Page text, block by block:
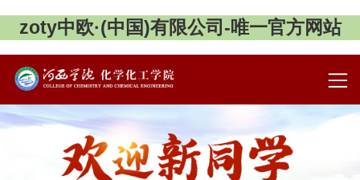
zoty中欧·(中国)有限公司-唯一官方网站